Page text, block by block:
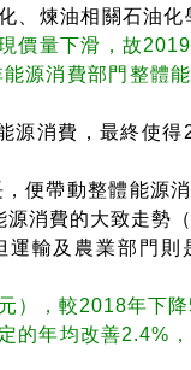
、煉油相關石油化
價量下滑，故
能源消費部門整體
源消費，最終使
便帶動整體能源
消費的大致走勢
輸及農業部門則
），較2018年下
的年均改善2.4%